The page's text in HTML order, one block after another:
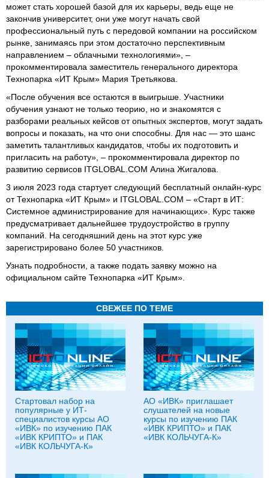
может стать хорошей базой для их карьеры, ведь еще не
закончив университет, они уже могут начать свой
профессиональный путь с передовой компании на российском
рынке, занимаясь при этом достаточно перспективным
направлением – облачными технологиями», –
прокомментировала заместитель генерального директора
Технопарка «ИТ Крым» Мария Третьякова.
«После обучения все остаются в выигрыше. Участники
обучения узнают не только теорию, но и знакомятся с
разборами реальных кейсов от опытных экспертов, могут задать
вопросы и показать, на что они способны. Для нас — это шанс
заметить талантливых кандидатов, чтобы их подготовить и
пригласить на работу», – прокомментировала директор по
развитию сервисов ITGLOBAL.COM Алина Жигалова.
3 июля 2023 года стартует следующий бесплатный онлайн-курс
от Технопарка «ИТ Крым» и ITGLOBAL.COM – «Старт в ИТ:
Системное администрирование для начинающих». Курс также
предусматривает дальнейшее трудоустройство в группу
компаний. На сегодняшний день на этот курс уже
зарегистрировано более 50 участников.
Узнать подробности, а также подать заявку можно на
официальном сайте Технопарка «ИТ Крым».
СВЕЖЕЕ ПО ТЕМЕ
Стартовал набор на
популярные у ИТ-
специалистов курсы АО
«ИВК» по изучению ПАК
«ИВК КРИПТО» и ПАК
«ИВК КОЛЬЧУГА-К»
АО «ИВК» приглашает
слушателей на новые
курсы по изучению ПАК
«ИВК КРИПТО» и ПАК
«ИВК КОЛЬЧУГА-К»